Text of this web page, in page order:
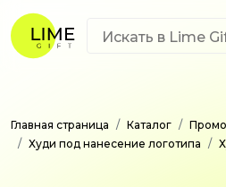
Главная страница Каталог
Худи под нанесение логотипа